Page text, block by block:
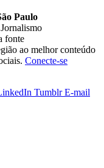
Paulo
fonte
ao melhor conteúdo
Conecte-se
Tumblr E-mail